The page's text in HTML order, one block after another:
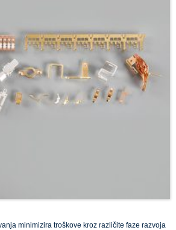
minimizira troškove kroz različite faze razvoja